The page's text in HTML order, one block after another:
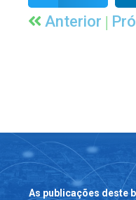
Anterior |
As publicações deste